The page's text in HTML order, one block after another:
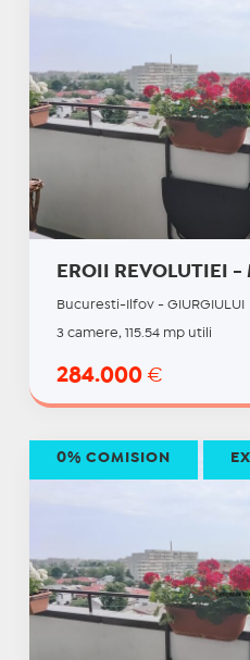
EROII REVOLUTIEI
Bucuresti-Ilfov - GIURGIULUI
3 camere, 115.54 mp utili
284.000 €
0% COMISION